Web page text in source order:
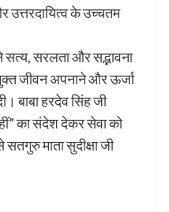
उत्तरदायित्व के उच्चतम
सत्य, सरलता और सद्भावना
जीवन अपनाने और ऊर्जा
बाबा हरदेव सिंह जी
का संदेश देकर सेवा को
माता सुदीक्षा जी